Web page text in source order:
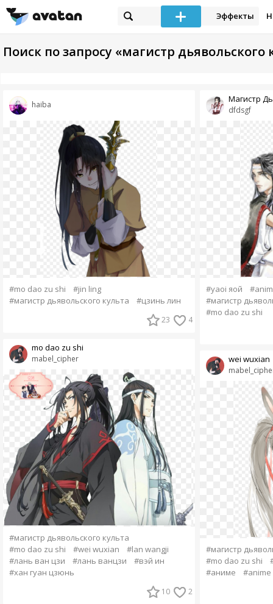
Эффекты
Поиск по запросу «магистр дьявольского
haiba
#mo dao zu shi
#jin ling
#магистр дьявольского культа
#цзинь лин
23 4
mabel_cipher
mo dao zu shi
#магистр дьявольского культа
#mo dao zu shi
#wei wuxian
#lan wangji
#лань ван цзи
#лань ванцзи
#вэй ин
#хан гуан цзюнь
10 2
dfdsgf
Магистр
#yaoi яой
#магистр
#mo dao zu shi
wei wuxian
#магистр
#mo dao zu shi
#аниме
#anime